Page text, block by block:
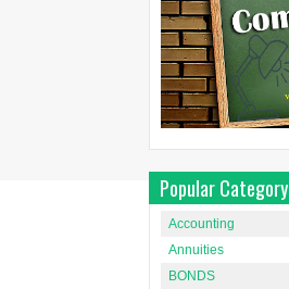
Popular Category
Accounting
Annuities
BONDS